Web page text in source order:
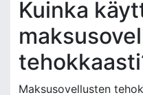
Kuinka
Maksusovellusten